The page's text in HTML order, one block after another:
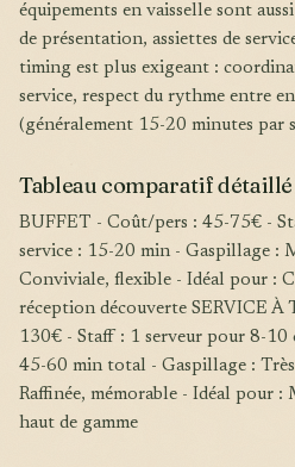
équipements en vaisselle sont
de présentation, assiettes de
timing est plus exigeant :
service, respect du rythme entre
(généralement 15-20 minutes par
Tableau comparatif détaillé
BUFFET - Coût/pers : 45-75€ - Staff : 2-3 agents - Timing
service : 15-20 min - Gaspillage :
Conviviale, flexible - Idéal pour :
réception découverte SERVICE À
130€ - Staff : 1 serveur pour 8-10
45-60 min total - Gaspillage :
Raffinée, mémorable - Idéal pour :
haut de gamme